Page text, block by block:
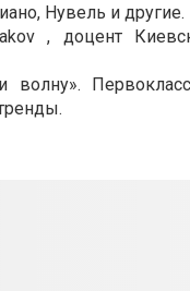
Нувель и другие.
, доцент